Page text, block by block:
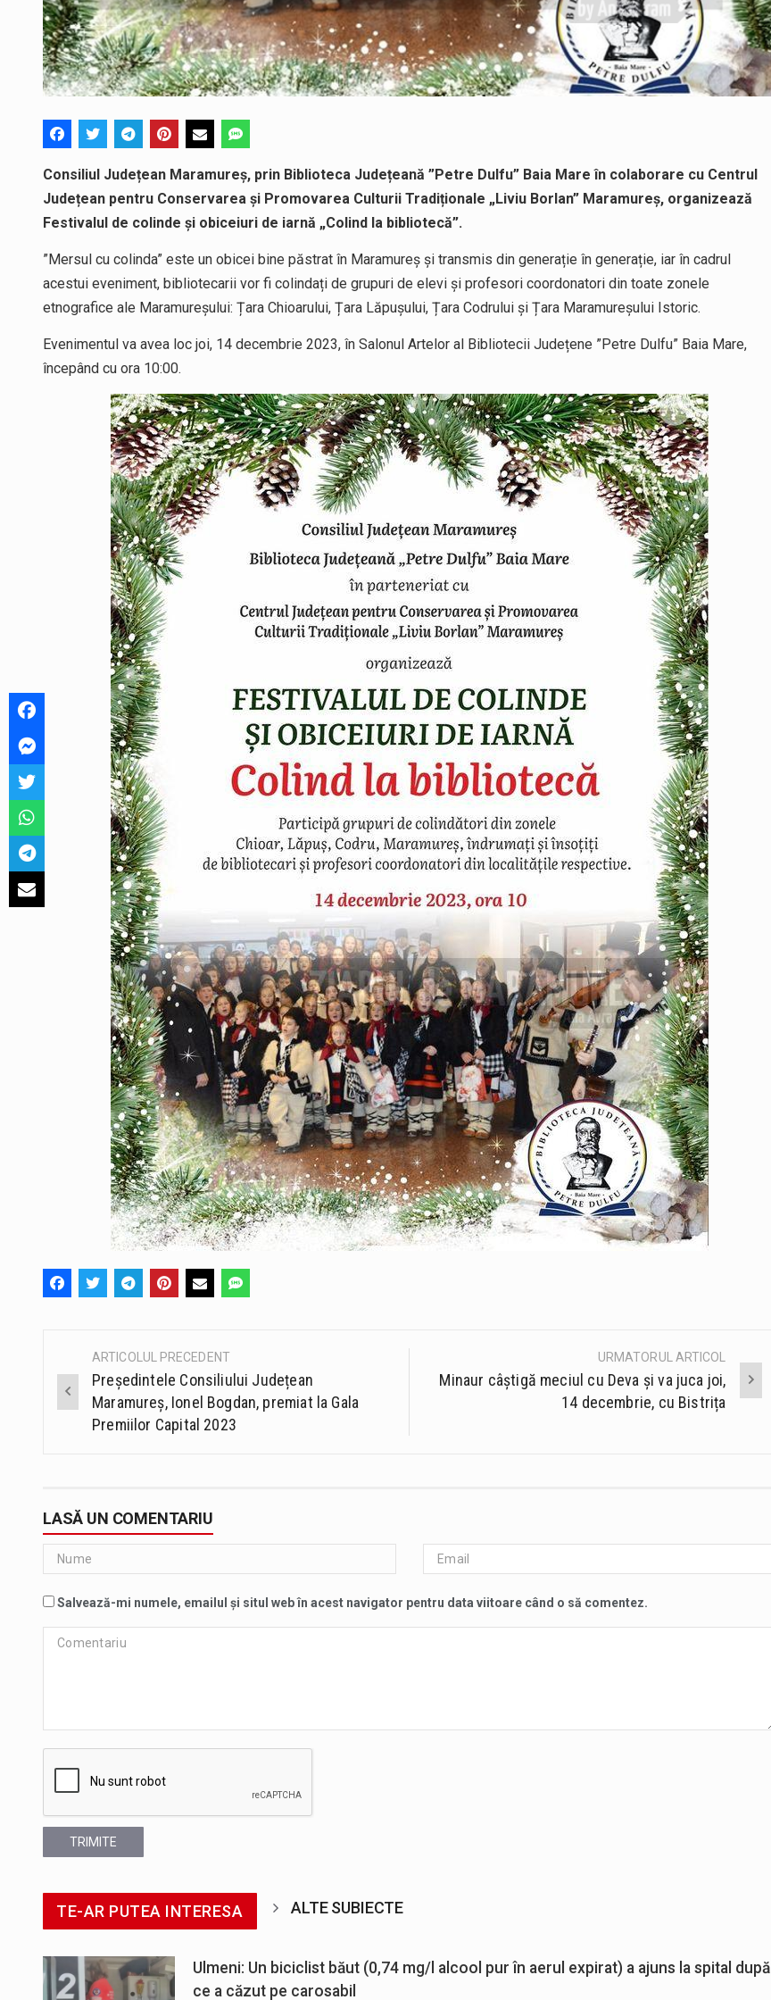
Consiliul Județean Maramureș, prin Biblioteca Județeană ”Petre Dulfu” Baia Mare în colaborare cu Centrul
Județean pentru Conservarea și Promovarea Culturii Tradiționale „Liviu Borlan” Maramureș, organizează
Festivalul de colinde și obiceiuri de iarnă „Colind la bibliotecă”.
”Mersul cu colinda” este un obicei bine păstrat în Maramureș și transmis din generație în generație, iar în cadrul
acestui eveniment, bibliotecarii vor fi colindați de grupuri de elevi și profesori coordonatori din toate zonele
etnografice ale Maramureșului: Țara Chioarului, Țara Lăpușului, Țara Codrului și Țara Maramureșului Istoric.
Evenimentul va avea loc joi, 14 decembrie 2023, în Salonul Artelor al Bibliotecii Județene ”Petre Dulfu” Baia Mare,
începând cu ora 10:00.
Post
navigation
ARTICOLUL PRECEDENT
Președintele Consiliului Județean
Maramureș, Ionel Bogdan, premiat la Gala
Premiilor Capital 2023
URMATORUL ARTICOL
Minaur câștigă meciul cu Deva și va juca joi,
14 decembrie, cu Bistrița
LASĂ UN COMENTARIU
Salvează-mi numele, emailul și situl web în acest navigator pentru data viitoare când o să comentez.
TRIMITE
TE-AR PUTEA INTERESA ALTE SUBIECTE
Ulmeni: Un biciclist băut (0,74 mg/l alcool pur în aerul expirat) a ajuns la spital după
ce a căzut pe carosabil